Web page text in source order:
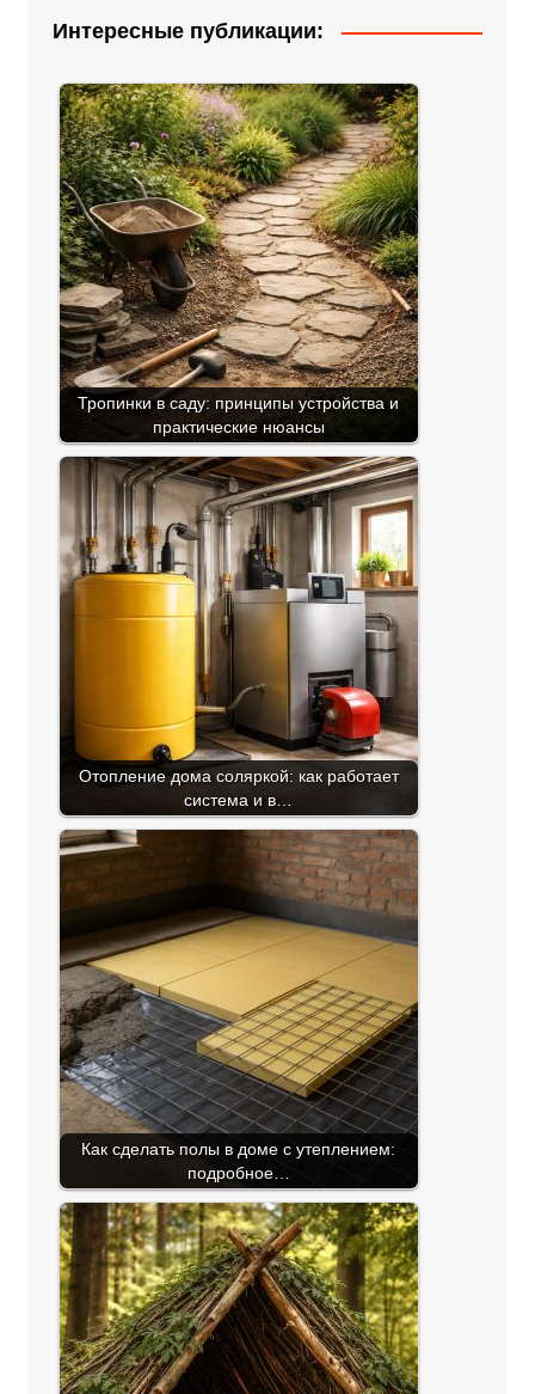
Интересные публикации:
Тропинки в саду: принципы устройства и
практические нюансы
Отопление дома соляркой: как работает
система и в…
Как сделать полы в доме с утеплением:
подробное…